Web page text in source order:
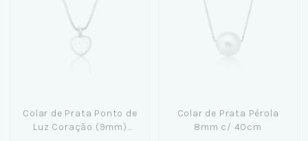
Colar de Prata Ponto de
Luz Coração (9mm)
Colar de Prata Pérola
8mm c/ 40cm